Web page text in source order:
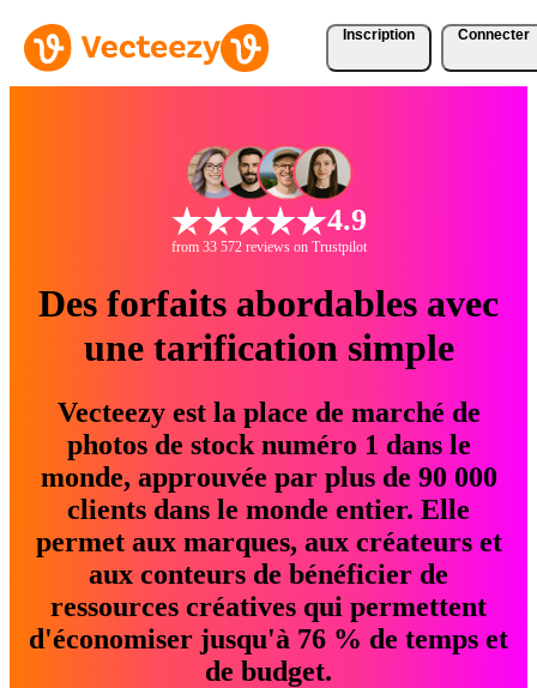
Inscription Connecter
4.9
from 33 572 reviews on Trustpilot
Des forfaits abordables avec
une tarification simple
Vecteezy est la place de marché de
photos de stock numéro 1 dans le
monde, approuvée par plus de 90 000
clients dans le monde entier. Elle
permet aux marques, aux créateurs et
aux conteurs de bénéficier de
ressources créatives qui permettent
d'économiser jusqu'à 76 % de temps et
de budget.